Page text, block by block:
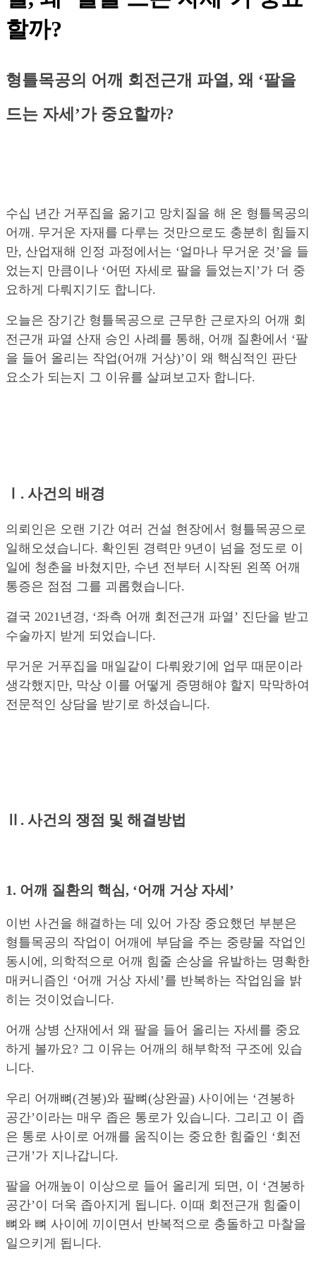
할까?
형틀목공의 어깨 회전근개 파열, 왜 ‘팔을
드는 자세’가 중요할까?
수십 년간 거푸집을 옮기고 망치질을 해 온 형틀목공의
어깨. 무거운 자재를 다루는 것만으로도 충분히 힘들지
만, 산업재해 인정 과정에서는 ‘얼마나 무거운 것’을 들
었는지 만큼이나 ‘어떤 자세로 팔을 들었는지’가 더 중
요하게 다뤄지기도 합니다.
오늘은 장기간 형틀목공으로 근무한 근로자의 어깨 회
전근개 파열 산재 승인 사례를 통해, 어깨 질환에서 ‘팔
을 들어 올리는 작업(어깨 거상)’이 왜 핵심적인 판단
요소가 되는지 그 이유를 살펴보고자 합니다.
Ⅰ. 사건의 배경
의뢰인은 오랜 기간 여러 건설 현장에서 형틀목공으로
일해오셨습니다. 확인된 경력만 9년이 넘을 정도로 이
일에 청춘을 바쳤지만, 수년 전부터 시작된 왼쪽 어깨
통증은 점점 그를 괴롭혔습니다.
결국 2021년경, ‘좌측 어깨 회전근개 파열’ 진단을 받고
수술까지 받게 되었습니다.
무거운 거푸집을 매일같이 다뤄왔기에 업무 때문이라
생각했지만, 막상 이를 어떻게 증명해야 할지 막막하여
전문적인 상담을 받기로 하셨습니다.
Ⅱ. 사건의 쟁점 및 해결방법
1. 어깨 질환의 핵심, ‘어깨 거상 자세’
이번 사건을 해결하는 데 있어 가장 중요했던 부분은
형틀목공의 작업이 어깨에 부담을 주는 중량물 작업인
동시에, 의학적으로 어깨 힘줄 손상을 유발하는 명확한
매커니즘인 ‘어깨 거상 자세’를 반복하는 작업임을 밝
히는 것이었습니다.
어깨 상병 산재에서 왜 팔을 들어 올리는 자세를 중요
하게 볼까요? 그 이유는 어깨의 해부학적 구조에 있습
니다.
우리 어깨뼈(견봉)와 팔뼈(상완골) 사이에는 ‘견봉하
공간’이라는 매우 좁은 통로가 있습니다. 그리고 이 좁
은 통로 사이로 어깨를 움직이는 중요한 힘줄인 ‘회전
근개’가 지나갑니다.
팔을 어깨높이 이상으로 들어 올리게 되면, 이 ‘견봉하
공간’이 더욱 좁아지게 됩니다. 이때 회전근개 힘줄이
뼈와 뼈 사이에 끼이면서 반복적으로 충돌하고 마찰을
일으키게 됩니다.